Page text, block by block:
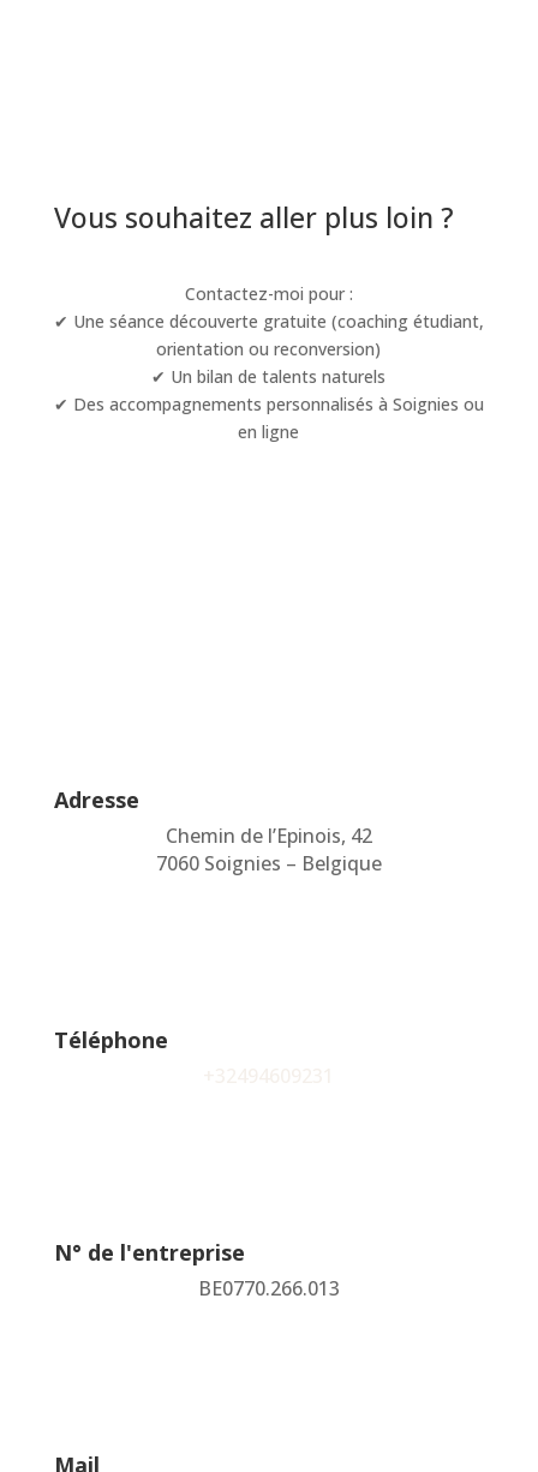
Vous souhaitez aller plus loin ?
Contactez-moi pour :
✔ Une séance découverte gratuite (coaching étudiant,
orientation ou reconversion)
✔ Un bilan de talents naturels
✔ Des accompagnements personnalisés à Soignies ou
en ligne
Adresse
Chemin de l’Epinois, 42
7060 Soignies – Belgique
Téléphone
N° de l'entreprise
BE0770.266.013
Mail